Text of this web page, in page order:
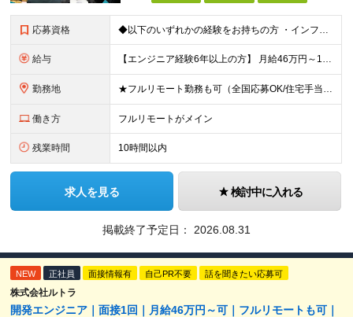
応募資格 ◆以下のいずれかの経験をお持ちの方 ・インフラ設計・構築の実務経験（オンプレ/クラウドどちらもOK） ・クラウド環境下での運用保守に関する実務経験 ◆学歴不問 ＜こんな方は特に歓迎します＞ ◎これま
給与 【エンジニア経験6年以上の方】 月給46万円～100万円（固定残業代含む） ※上記月給には月30時間分の固定残業代（月8万7,400円～月19万円）を含む。超過分は全額支給。 【エンジニア経験4年以
勤務地 ★フルリモート勤務も可（全国応募OK/住宅手当を支給します） ※案件によって常駐が必要になる場合があります。 ※希望がない限り、転勤はありません ※U・Iターン歓迎 ★ルトラの社員は全国各地で活躍中
働き方 フルリモートがメイン
残業時間 10時間以内
求人を見る 検討中に入れる
掲載終了予定日： 2026.08.31
NEW 正社員 面接情報有 自己PR不要 話を聞きたい応募可
株式会社ルトラ
開発エンジニア｜面接1回｜月給46万円～可｜フルリモートも可｜